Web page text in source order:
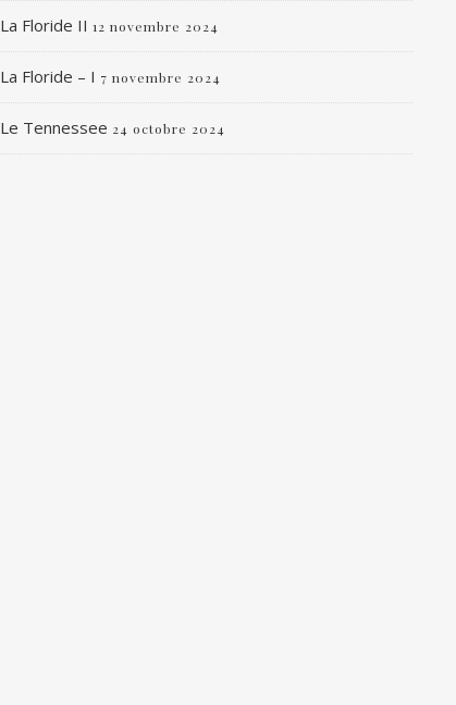
La Floride II 12 novembre 2024
La Floride – I 7 novembre 2024
Le Tennessee 24 octobre 2024